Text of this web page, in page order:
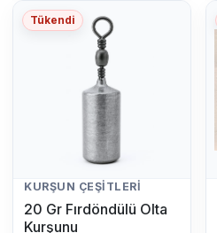
Tükendi
KURŞUN ÇEŞITLERI
20 Gr Fırdöndülü Olta
Kurşunu